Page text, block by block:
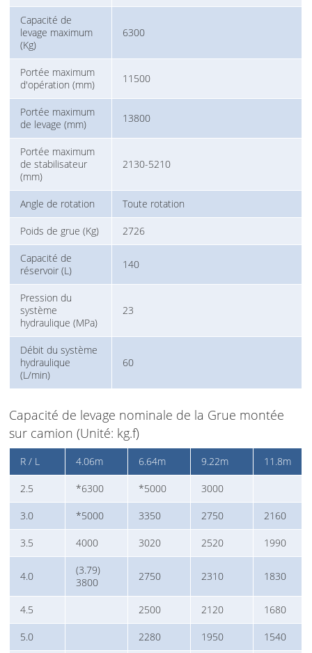
Capacité de
levage maximum
(Kg)
6300
Portée maximum
d'opération (mm)
11500
Portée maximum
de levage (mm)
13800
Portée maximum
de stabilisateur
(mm)
2130-5210
Angle de rotation Toute rotation
Poids de grue (Kg) 2726
Capacité de
réservoir (L)
140
Pression du
système
hydraulique (MPa)
23
Débit du système
hydraulique
(L/min)
60
Capacité de levage nominale de la Grue montée
sur camion (Unité: kg.f)
R / L 4.06m 6.64m 9.22m 11.8m
2.5 *6300 *5000 3000
3.0 *5000 3350 2750 2160
3.5 4000 3020 2520 1990
4.0
(3.79)
3800
2750 2310 1830
4.5 2500 2120 1680
5.0 2280 1950 1540